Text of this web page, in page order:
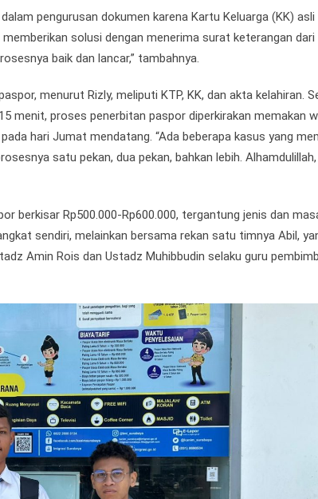
pengurusan dokumen karena Kartu Keluarga (KK) asli
solusi dengan menerima surat keterangan dari
baik dan lancar,” tambahnya.
menurut Rizly, meliputi KTP, KK, dan akta kelahiran.
menit, proses penerbitan paspor diperkirakan memakan
hari Jumat mendatang. “Ada beberapa kasus yang
satu pekan, dua pekan, bahkan lebih.
berkisar Rp500.000-Rp600.000, tergantung jenis dan
sendiri, melainkan bersama rekan satu timnya Abil,
Amin Rois dan Ustadz Muhibbudin selaku guru